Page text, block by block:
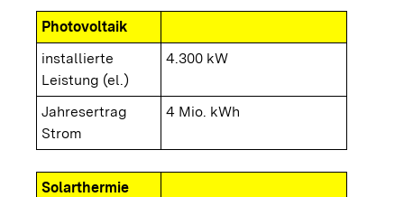
Photovoltaik
installierte
Leistung (el.)
4.300 kW
Jahresertrag
Strom
4 Mio. kWh
Solarthermie